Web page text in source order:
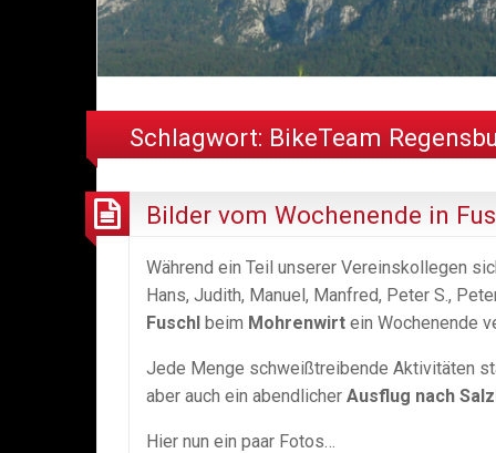
Schlagwort: BikeTeam
Bilder vom Wochenende in
Während ein Teil unserer Vereinskollegen
Hans, Judith, Manuel, Manfred, Peter S.,
Fuschl beim Mohrenwirt ein Wochenende
Jede Menge schweißtreibende Aktivitäten
aber auch ein abendlicher Ausflug nach
Hier nun ein paar Fotos…